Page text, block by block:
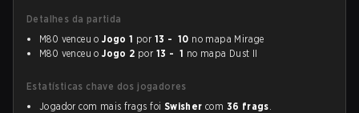
Detalhes da partida
M80 venceu oJogo 1 por 13 - 10 no mapa Mirage
M80 venceu oJogo 2 por 13 - 1 no mapa Dust II
Estatísticas chave dos jogadores
Jogador com mais frags foi Swisher com 36 frags.